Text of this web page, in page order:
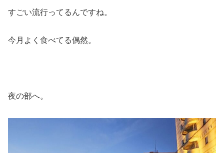
すごい流行ってるんですね。
今月よく食べてる偶然。
夜の部へ。